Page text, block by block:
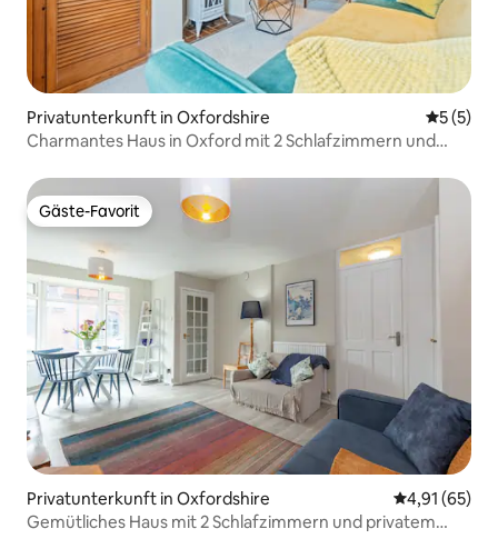
Privatunterkunft in Oxfordshire
5 (5)
Charmantes Haus in Oxford mit 2 Schlafzimmern und
Gäste-Favorit
Gäste-Favorit
Privatunterkunft in Oxfordshire
4,91 (65)
Gemütliches Haus mit 2 Schlafzimmern und privatem